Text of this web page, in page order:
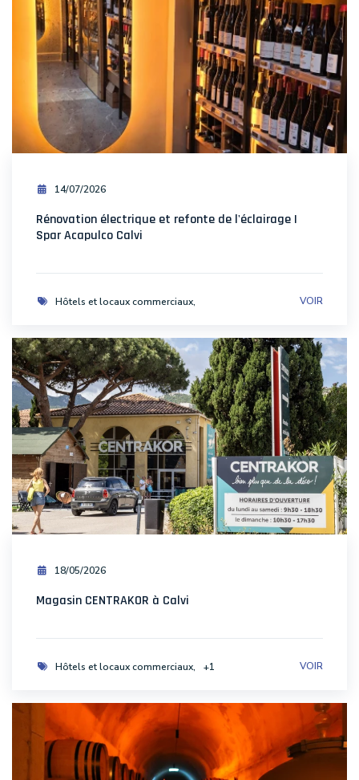
14/07/2026
Rénovation électrique et refonte de l'éclairage |
Spar Acapulco Calvi
Hôtels et locaux commerciaux VOIR
18/05/2026
Magasin CENTRAKOR à Calvi
Hôtels et locaux commerciaux +1 VOIR